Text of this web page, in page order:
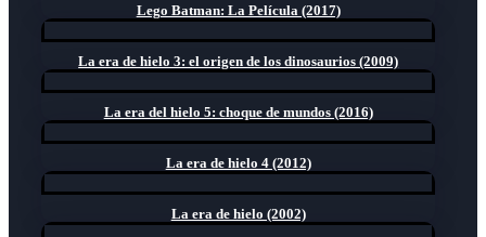
Lego Batman: La Película (2017)
La era de hielo 3: el origen de los dinosaurios (2009)
La era del hielo 5: choque de mundos (2016)
La era de hielo 4 (2012)
La era de hielo (2002)